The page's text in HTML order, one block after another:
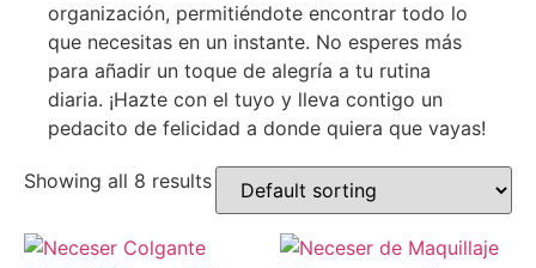
organización, permitiéndote encontrar todo lo
que necesitas en un instante. No esperes más
para añadir un toque de alegría a tu rutina
diaria. ¡Hazte con el tuyo y lleva contigo un
pedacito de felicidad a donde quiera que vayas!
Showing all 8 results